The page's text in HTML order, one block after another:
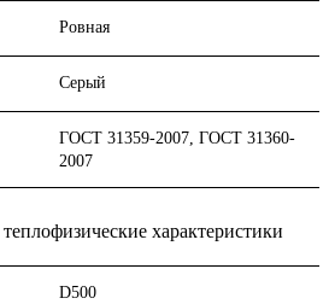
Ровная
Серый
ГОСТ 31359-2007, ГОСТ 31360-
2007
характеристики
D500